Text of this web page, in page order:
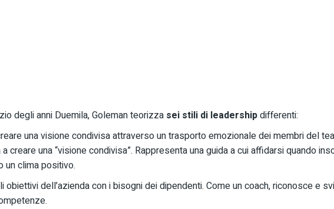
degli anni Duemila, Goleman teorizza sei stili di leadershipdifferenti:
una visione condivisa attraverso un trasporto emozionale dei membri del
creare una “visione condivisa”. Rappresenta una guida a cui affidarsi quando
un clima positivo.
obiettivi dell’azienda con i bisogni dei dipendenti. Come un coach, riconosce e